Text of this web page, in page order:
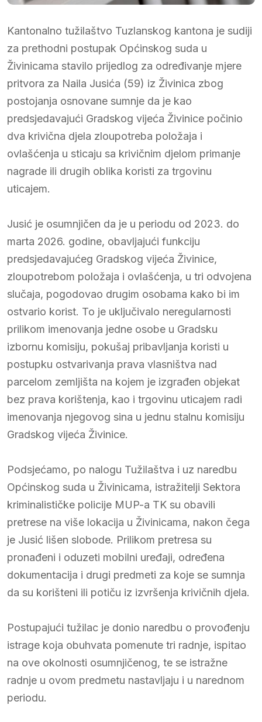
Kantonalno tužilaštvo Tuzlanskog kantona je sudiji
za prethodni postupak Općinskog suda u
Živinicama stavilo prijedlog za određivanje mjere
pritvora za Naila Jusića (59) iz Živinica zbog
postojanja osnovane sumnje da je kao
predsjedavajući Gradskog vijeća Živinice počinio
dva krivična djela zloupotreba položaja i
ovlašćenja u sticaju sa krivičnim djelom primanje
nagrade ili drugih oblika koristi za trgovinu
uticajem.
Jusić je osumnjičen da je u periodu od 2023. do
marta 2026. godine, obavljajući funkciju
predsjedavajućeg Gradskog vijeća Živinice,
zloupotrebom položaja i ovlašćenja, u tri odvojena
slučaja, pogodovao drugim osobama kako bi im
ostvario korist. To je uključivalo neregularnosti
prilikom imenovanja jedne osobe u Gradsku
izbornu komisiju, pokušaj pribavljanja koristi u
postupku ostvarivanja prava vlasništva nad
parcelom zemljišta na kojem je izgrađen objekat
bez prava korištenja, kao i trgovinu uticajem radi
imenovanja njegovog sina u jednu stalnu komisiju
Gradskog vijeća Živinice.
Podsjećamo, po nalogu Tužilaštva i uz naredbu
Općinskog suda u Živinicama, istražitelji Sektora
kriminalističke policije MUP-a TK su obavili
pretrese na više lokacija u Živinicama, nakon čega
je Jusić lišen slobode. Prilikom pretresa su
pronađeni i oduzeti mobilni uređaji, određena
dokumentacija i drugi predmeti za koje se sumnja
da su korišteni ili potiču iz izvršenja krivičnih djela.
Postupajući tužilac je donio naredbu o provođenju
istrage koja obuhvata pomenute tri radnje, ispitao
na ove okolnosti osumnjičenog, te se istražne
radnje u ovom predmetu nastavljaju i u narednom
periodu.